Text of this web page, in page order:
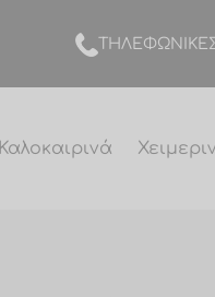
Καλοκαιρινά